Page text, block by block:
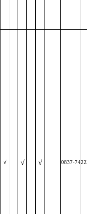
√ √ √ 0837-